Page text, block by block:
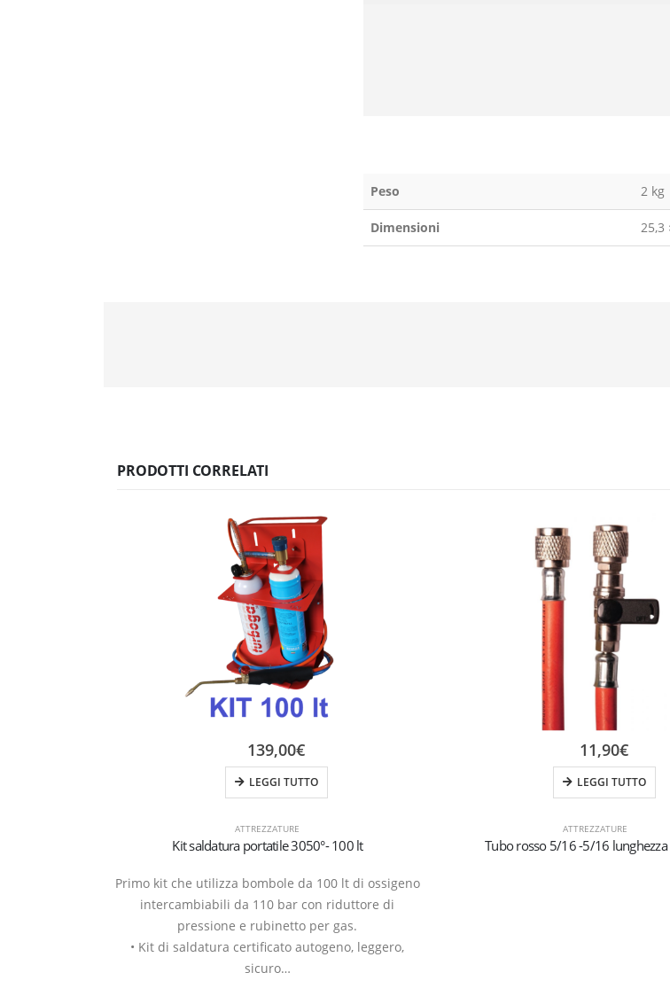
Peso 2 kg
Dimensioni 25,3
PRODOTTI CORRELATI
ATTREZZATURE
Kit saldatura portatile 3050°- 100 lt
Primo kit che utilizza bombole da 100 lt di ossigeno
intercambiabili da 110 bar con riduttore di
pressione e rubinetto per gas.
• Kit di saldatura certificato autogeno, leggero,
sicuro…
139,00€
LEGGI TUTTO
ATTREZZATURE
Tubo rosso 5/16 -5/16
11,90€
LEGGI TUTTO